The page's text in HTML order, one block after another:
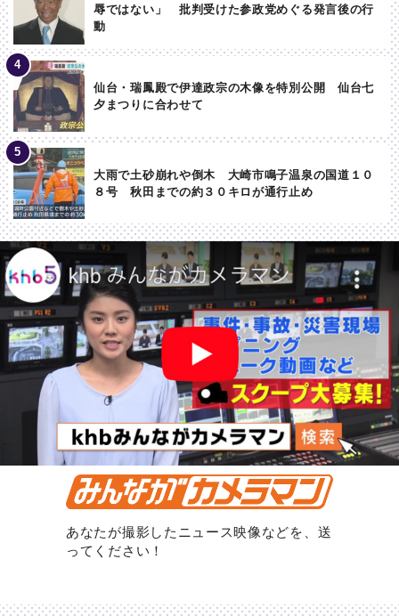
辱ではない」 批判受けた参政党めぐる発言後の行
動
仙台・瑞鳳殿で伊達政宗の木像を特別公開 仙台七
夕まつりに合わせて
大雨で土砂崩れや倒木 大崎市鳴子温泉の国道１０
８号 秋田までの約３０キロが通行止め
あなたが撮影したニュース映像などを、送
ってください！